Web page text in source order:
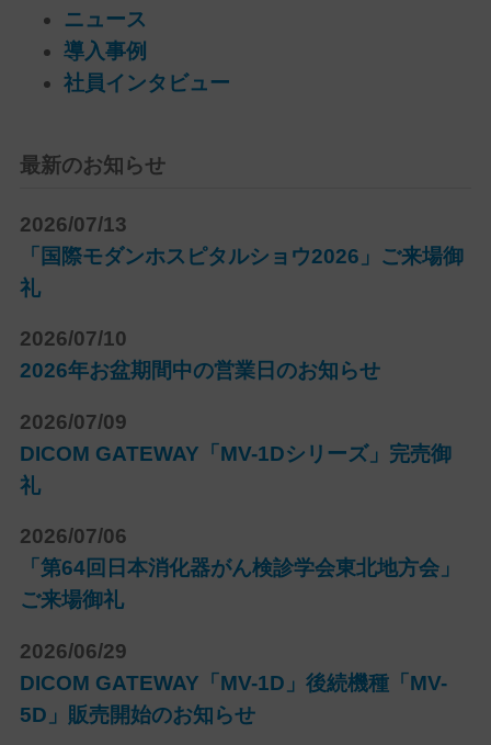
ニュース
導入事例
社員インタビュー
最新のお知らせ
2026/07/13
「国際モダンホスピタルショウ2026」ご来場御
礼
2026/07/10
2026年お盆期間中の営業日のお知らせ
2026/07/09
DICOM GATEWAY「MV-1Dシリーズ」完売御
礼
2026/07/06
「第64回日本消化器がん検診学会東北地方会」
ご来場御礼
2026/06/29
DICOM GATEWAY「MV-1D」後続機種「MV-
5D」販売開始のお知らせ